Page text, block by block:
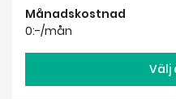
Månadskostnad
0:-/mån
Välj